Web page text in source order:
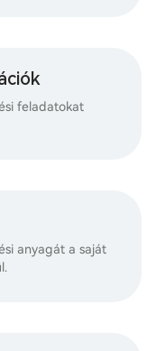
feladatokat
anyagát a saját